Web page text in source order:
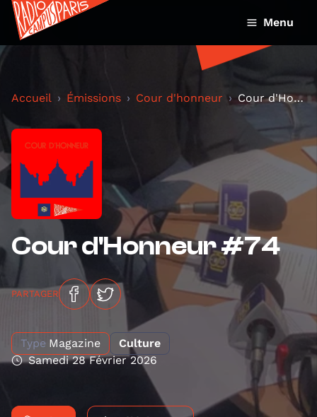
Menu
Accueil Émissions Cour d'honneur Cour d'Honneur #74
Cour d'Honneur #74
PARTAGER
Type Magazine
Culture
Samedi 28 Février 2026